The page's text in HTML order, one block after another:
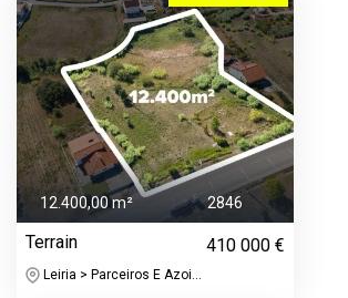
12.400,00 m² 2846
Terrain 410 000 €
Leiria > Parceiros E Azoi...